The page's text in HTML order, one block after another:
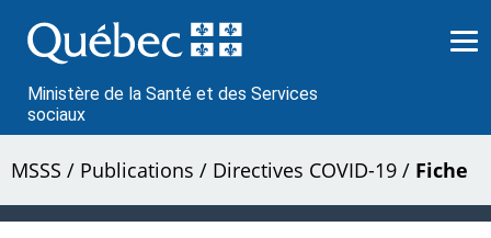
au
contenu
Ministère de la Santé et des Services
sociaux
MSSS / Publications / Directives COVID-19 / Fiche